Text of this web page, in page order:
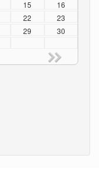
15
16
22
23
29
30